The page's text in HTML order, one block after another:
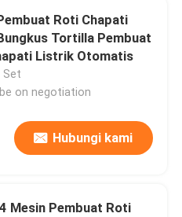
Roti Chapati
Tortilla Pembuat
Listrik Otomatis
Set
on negotiation
Hubungi kami
Mesin Pembuat Roti